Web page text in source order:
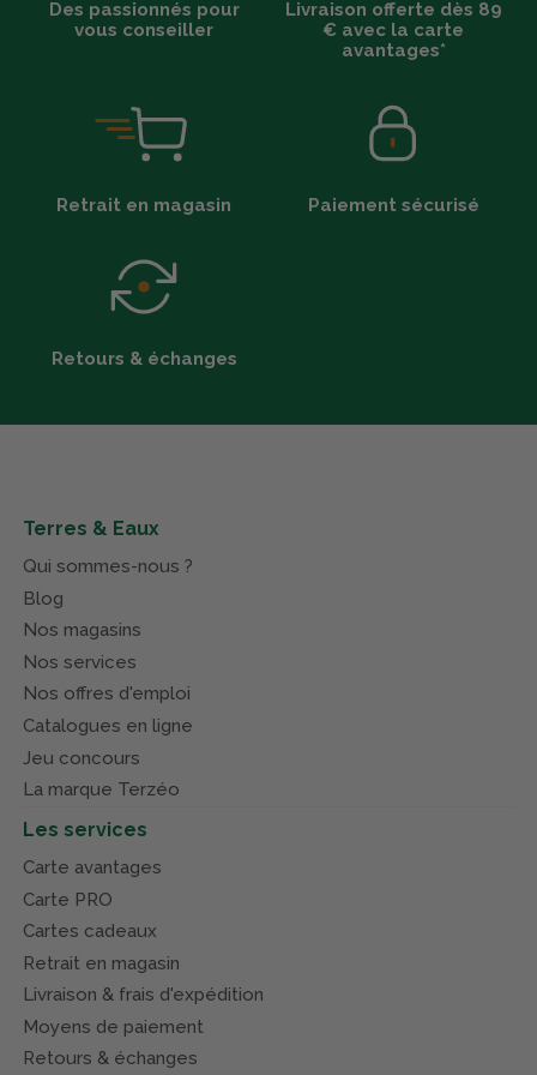
Des passionnés pour
vous conseiller
Livraison offerte dès 89
€ avec la carte
avantages*
Retrait en magasin Paiement sécurisé
Retours & échanges
Terres & Eaux
Qui sommes-nous ?
Blog
Nos magasins
Nos services
Nos offres d'emploi
Catalogues en ligne
Jeu concours
La marque Terzéo
Les services
Carte avantages
Carte PRO
Cartes cadeaux
Retrait en magasin
Livraison & frais d'expédition
Moyens de paiement
Retours & échanges